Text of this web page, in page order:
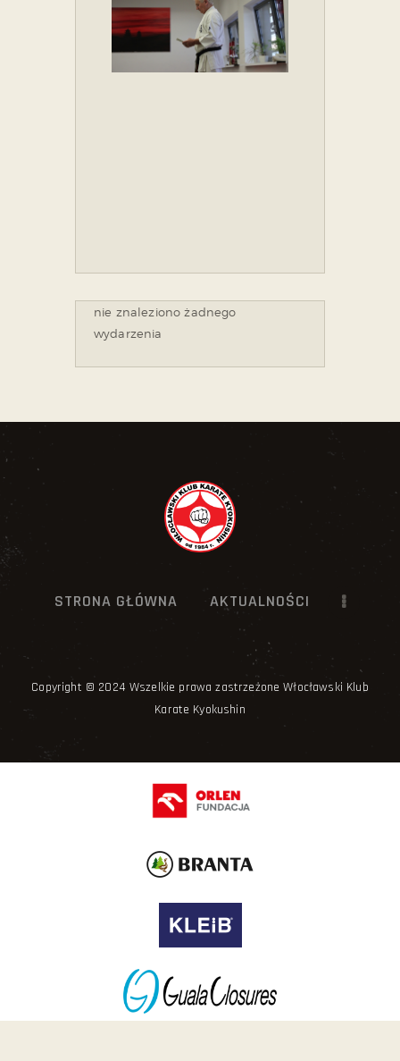
nie znaleziono żadnego
wydarzenia
STRONA GŁÓWNA AKTUALNOŚCI
Copyright © 2024 Wszelkie prawa zastrzeżone Włocławski Klub
Karate Kyokushin